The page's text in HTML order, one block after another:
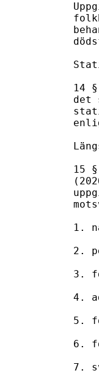
14
det
15
1.
2.
3.
4.
5.
6.
7.